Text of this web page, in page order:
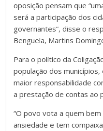
oposição pensam que
será a participação dos
governantes”, disse o
Benguela, Martins
Para o político da
população dos
maior responsabilidade
a prestação de contas ao
“O povo vota a quem
ansiedade e tem